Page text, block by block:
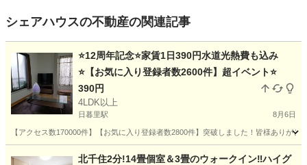
シェアハウスの不動産の関連記事
⭐️12周年記念⭐️家賃1日390円水道光熱費も込み
⭐️【お気に入り登録者数2600件】超イベント⭐️
390円
4LDK以上
日暮里駅 8月6日
【アクセス数170000件】【お気に入り登録者数2800件】突破しました！皆様ありが
日暮里駅 シェアハウス エリア
北千住2分!14畳個室＆3畳のウォークイン‼︎ハイグ